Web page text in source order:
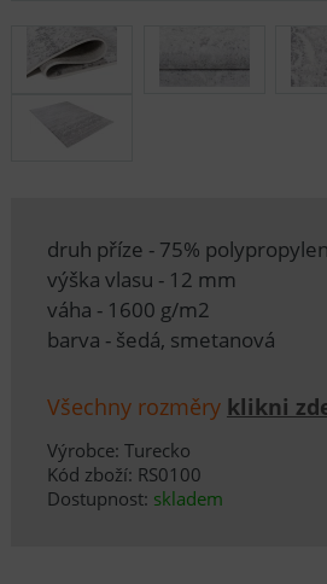
druh příze - 75%
výška vlasu - 12 mm
váha - 1600 g/m2
barva - šedá, smetanová
Všechny rozměry klikni
Výrobce: Turecko
Kód zboží: RS0100
Dostupnost: skladem